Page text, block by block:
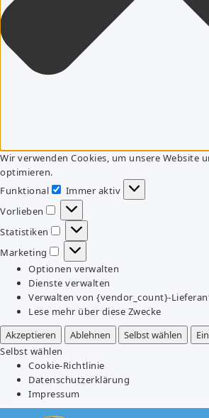
Wir verwenden Cookies, um unsere Website
optimieren.
Funktional
Funktional
Immer aktiv
Vorlieben
Vorlieben
Statistiken
Statistiken
Marketing
Marketing
Optionen verwalten
Dienste verwalten
Verwalten von {vendor_count}-
Lese mehr über diese Zwecke
Akzeptieren
Ablehnen Selbst wählen
Selbst wählen
Cookie-Richtlinie
Datenschutzerklärung
Impressum